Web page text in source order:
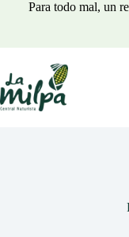
Para todo mal, un